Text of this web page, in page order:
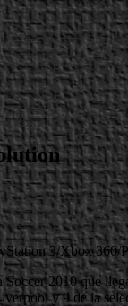
3/Xbox 360/
2010 que
y 9 de la